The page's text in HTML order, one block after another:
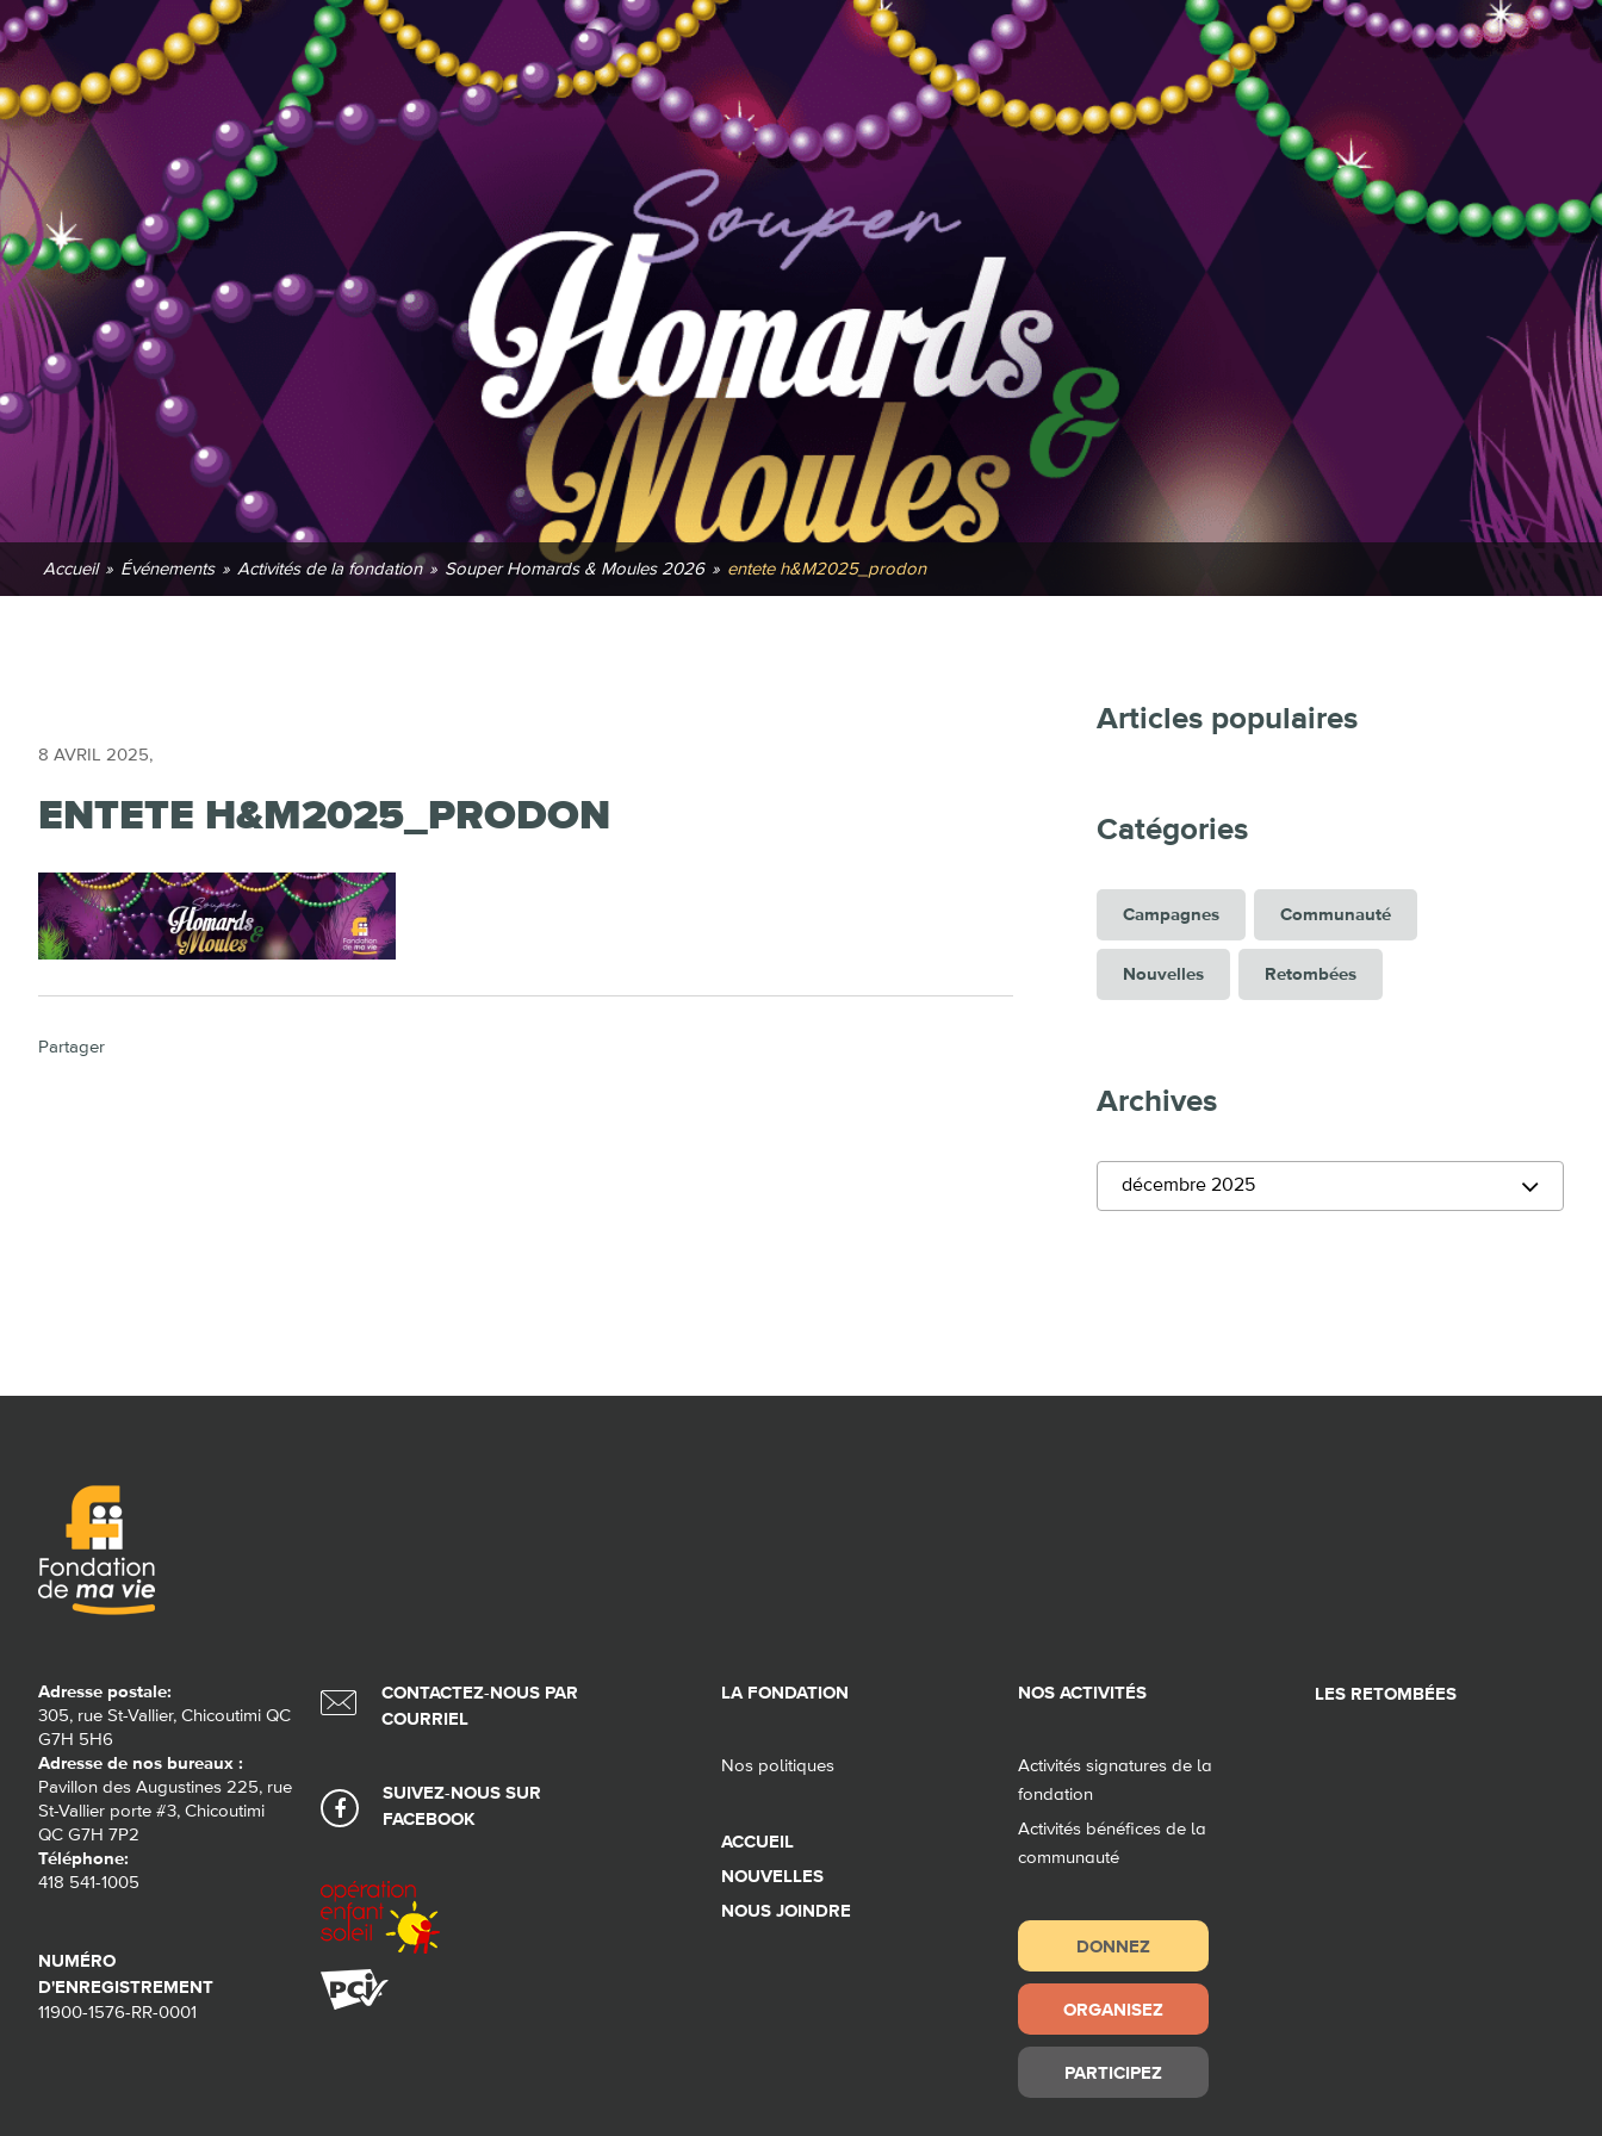
Accueil » Événements » Activités de la fondation » Souper Homards & Moules 2026 » entete h&M2025_prodon
8 AVRIL 2025,
ENTETE H&M2025_PRODON
Partager
Articles populaires
Catégories
Campagnes Communauté
Nouvelles Retombées
Archives
décembre 2025
Adresse postale:
305, rue St-Vallier, Chicoutimi QC
G7H 5H6
Adresse de nos bureaux :
Pavillon des Augustines 225, rue
St-Vallier porte #3, Chicoutimi
QC G7H 7P2
Téléphone:
418 541-1005
NUMÉRO
D'ENREGISTREMENT
11900-1576-RR-0001
CONTACTEZ-NOUS PAR
COURRIEL
SUIVEZ-NOUS SUR
FACEBOOK
LA FONDATION
Nos politiques
ACCUEIL
NOUVELLES
NOUS JOINDRE
NOS ACTIVITÉS
Activités signatures de la
fondation
Activités bénéfices de la
communauté
DONNEZ
ORGANISEZ
PARTICIPEZ
LES RETOMBÉES